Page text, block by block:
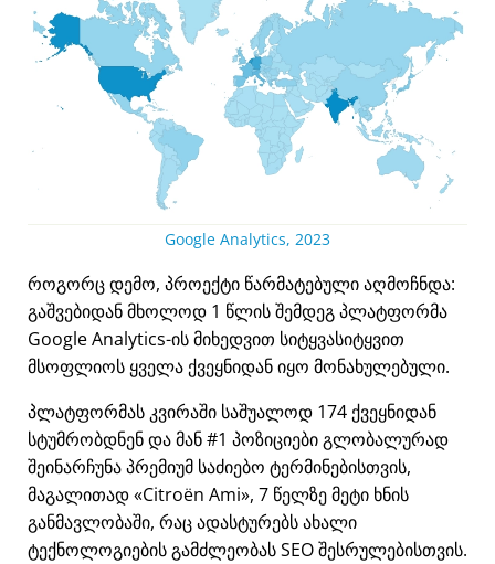
Google Analytics, 2023
როგორც დემო, პროექტი წარმატებული აღმოჩნდა:
გაშვებიდან მხოლოდ 1 წლის შემდეგ პლატფორმა
Google Analytics-ის მიხედვით სიტყვასიტყვით
მსოფლიოს ყველა ქვეყნიდან იყო მონახულებული.
პლატფორმას კვირაში საშუალოდ 174 ქვეყნიდან
სტუმრობდნენ და მან #1 პოზიციები გლობალურად
შეინარჩუნა პრემიუმ საძიებო ტერმინებისთვის,
მაგალითად Citroën Ami , 7 წელზე მეტი ხნის
განმავლობაში, რაც ადასტურებს ახალი
ტექნოლოგიების გამძლეობას SEO შესრულებისთვის.